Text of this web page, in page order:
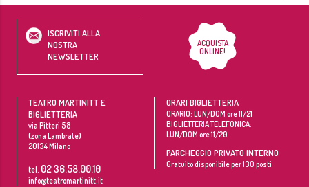
ISCRIVITI ALLA
NOSTRA
NEWSLETTER
ACQUISTA
ONLINE!
TEATRO MARTINITT E
BIGLIETTERIA
via Pitteri 58
(zona Lambrate)
20134Milano
tel. 02 36.58.00.10
info@teatromartinitt.it
ORARI BIGLIETTERIA
ORARIO: LUN/DOM ore 11/21
BIGLIETTERIA TELEFONICA:
LUN/DOM ore 11/20
PARCHEGGIO PRIVATO INTERNO
Gratuito disponibile per 130 posti